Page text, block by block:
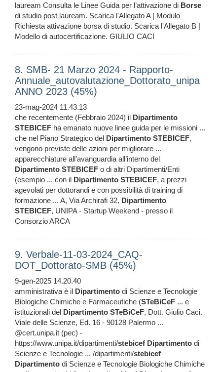
lauream Consulta le Linee Guida per l’attivazione di Borse
di studio post lauream. Scarica l'Allegato A | Modulo
Richiesta attivazione borsa di studio. Scarica l'Allegato B |
Modello di autocertificazione. GIULIO CACI
8. SMB- 21 Marzo 2024 - Rapporto-
Annuale_autovalutazione_Dottorato_unipa
ANNO 2023 (45%)
23-mag-2024 11.43.13
che recentemente (Febbraio 2024) il Dipartimento
STEBICEF ha emanato nuove linee guida per le missioni ...
che nel Piano Strategico del Dipartimento STEBICEF,
vengono previste delle azioni per migliorare ...
apparecchiature all’avanguardia all’interno del
Dipartimento STEBICEF o di altri Dipartimenti/Enti
(esempio ... con il Dipartimento STEBICEF, a prezzi
agevolati per dottorandi e con possibilità di training di
formazione ... A, Via Archirafi 32, Dipartimento
STEBICEF, UNIPA - Startup Weekend - presso il
Consorzio ARCA
9. Verbale-11-03-2024_CAQ-
DOT_Dottorato-SMB (45%)
9-gen-2025 14.20.40
amministrativa è il Dipartimento di Scienze e Tecnologie
Biologiche Chimiche e Farmaceutiche (STeBiCeF ... e
istituzionali del Dipartimento STeBiCeF, Dott. Giulio Caci.
Viale delle Scienze, Ed. 16 - 90128 Palermo ...
@cert.unipa.it (pec) -
https://www.unipa.it/dipartimenti/stebicef Dipartimento di
Scienze e Tecnologie ... /dipartimenti/stebicef
Dipartimento di Scienze e Tecnologie Biologiche Chimiche